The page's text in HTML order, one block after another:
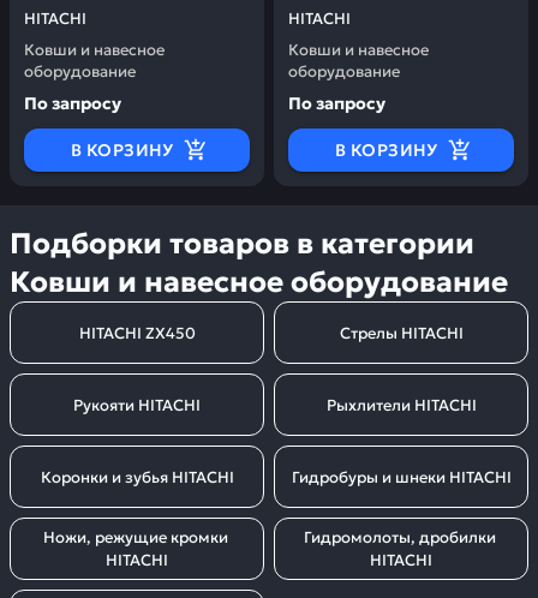
HITACHI
Ковши и навесное
оборудование
По запросу
В КОРЗИНУ
HITACHI
Ковши и навесное
оборудование
По запросу
В КОРЗИНУ
Подборки товаров в категории
Ковши и навесное оборудование
HITACHI ZX450 Стрелы HITACHI
Рукояти HITACHI Рыхлители HITACHI
Коронки и зубья HITACHI Гидробуры и шнеки HITACHI
Ножи, режущие кромки
HITACHI
Гидромолоты, дробилки
HITACHI